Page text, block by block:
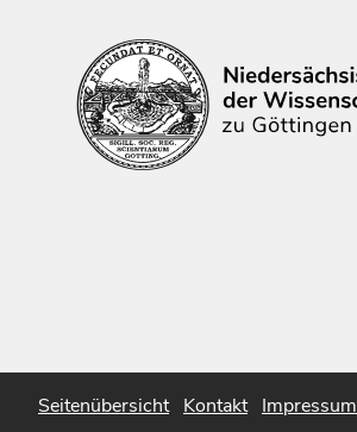
Seitenübersicht Kontakt Impressum